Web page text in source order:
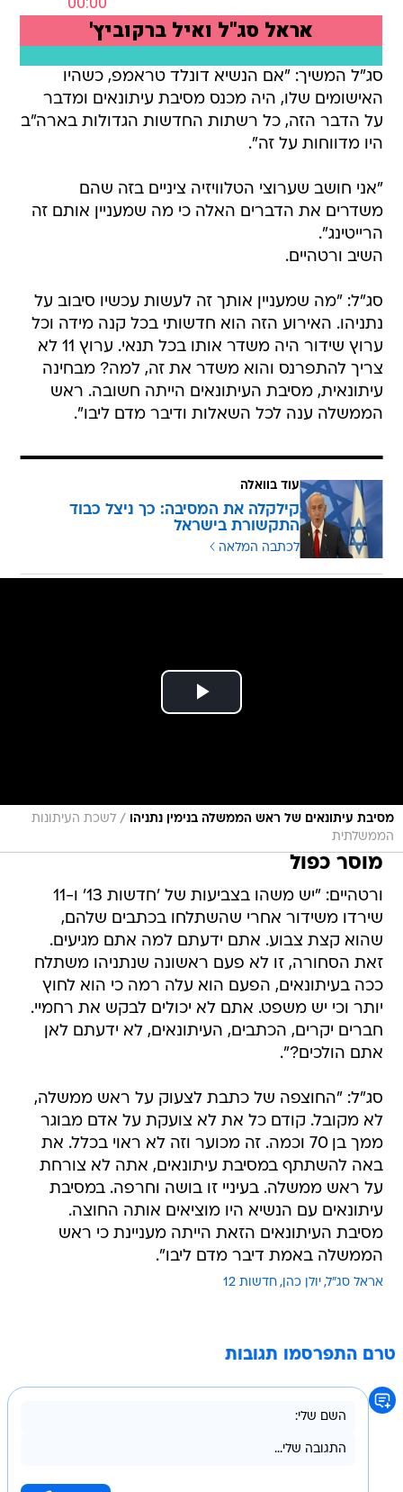
סג"ל המשיך: "אם הנשיא דונלד טראמפ, כשהיו
האישומים שלו, היה מכנס מסיבת עיתונאים ומדבר
על הדבר הזה, כל רשתות החדשות הגדולות בארה"ב
היו מדווחות על זה".
"אני חושב שערוצי הטלוויזיה ציניים בזה שהם
משדרים את הדברים האלה כי מה שמעניין אותם זה
הרייטינג".
השיב ורטהיים.
סג"ל: "מה שמעניין אותך זה לעשות עכשיו סיבוב על
נתניהו. האירוע הזה הוא חדשותי בכל קנה מידה וכל
ערוץ שידור היה משדר אותו בכל תנאי. ערוץ 11 לא
צריך להתפרנס והוא משדר את זה, למה? מבחינה
עיתונאית, מסיבת העיתונאים הייתה חשובה. ראש
הממשלה ענה לכל השאלות ודיבר מדם ליבו".
עוד בוואלה
קילקלה את המסיבה: כך ניצל כבוד
התקשורת בישראל
לכתבה המלאה
מסיבת עיתונאים של ראש הממשלה בנימין נתניהו / לשכת העיתונות
הממשלתית
מוסר כפול
ורטהיים: "יש משהו בצביעות של 'חדשות 13' ו-11
שירדו משידור אחרי שהשתלחו בכתבים שלהם,
שהוא קצת צבוע. אתם ידעתם למה אתם מגיעים.
זאת הסחורה, זו לא פעם ראשונה שנתניהו משתלח
ככה בעיתונאים, הפעם הוא עלה רמה כי הוא לחוץ
יותר וכי יש משפט. אתם לא יכולים לבקש את רחמיי.
חברים יקרים, הכתבים, העיתונאים, לא ידעתם לאן
אתם הולכים?".
סג"ל: "החוצפה של כתבת לצעוק על ראש ממשלה,
לא מקובל. קודם כל את לא צועקת על אדם מבוגר
ממך בן 70 וכמה. זה מכוער וזה לא ראוי בכלל. את
באה להשתתף במסיבת עיתונאים, אתה לא צורחת
על ראש ממשלה. בעיניי זו בושה וחרפה. במסיבת
עיתונאים עם הנשיא היו מוציאים אותה החוצה.
מסיבת העיתונאים הזאת הייתה מעניינת כי ראש
הממשלה באמת דיבר מדם ליבו".
אראל סג"ל יולן כהן חדשות 12
טרם התפרסמו תגובות